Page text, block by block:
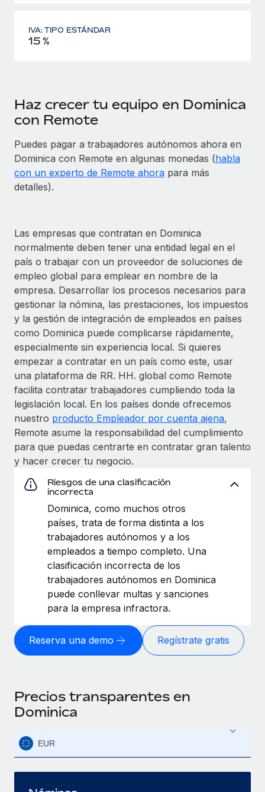
IVA: TIPO ESTÁNDAR
15 %
Haz crecer tu equipo en Dominica
con Remote
Puedes pagar a trabajadores autónomos ahora en
Dominica con Remote en algunas monedas (habla
con un experto de Remote ahora para más
detalles).
Las empresas que contratan en Dominica
normalmente deben tener una entidad legal en el
país o trabajar con un proveedor de soluciones de
empleo global para emplear en nombre de la
empresa. Desarrollar los procesos necesarios para
gestionar la nómina, las prestaciones, los impuestos
y la gestión de integración de empleados en países
como Dominica puede complicarse rápidamente,
especialmente sin experiencia local. Si quieres
empezar a contratar en un país como este, usar
una plataforma de RR. HH. global como Remote
facilita contratar trabajadores cumpliendo toda la
legislación local. En los países donde ofrecemos
nuestro producto Empleador por cuenta ajena,
Remote asume la responsabilidad del cumplimiento
para que puedas centrarte en contratar gran talento
y hacer crecer tu negocio.
Riesgos de una clasificación
incorrecta
Dominica, como muchos otros
países, trata de forma distinta a los
trabajadores autónomos y a los
empleados a tiempo completo. Una
clasificación incorrecta de los
trabajadores autónomos en Dominica
puede conllevar multas y sanciones
para la empresa infractora.
Reserva una demo Regístrate gratis
Precios transparentes en
Dominica
EUR